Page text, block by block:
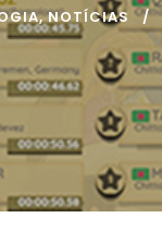
, NOTÍCIAS